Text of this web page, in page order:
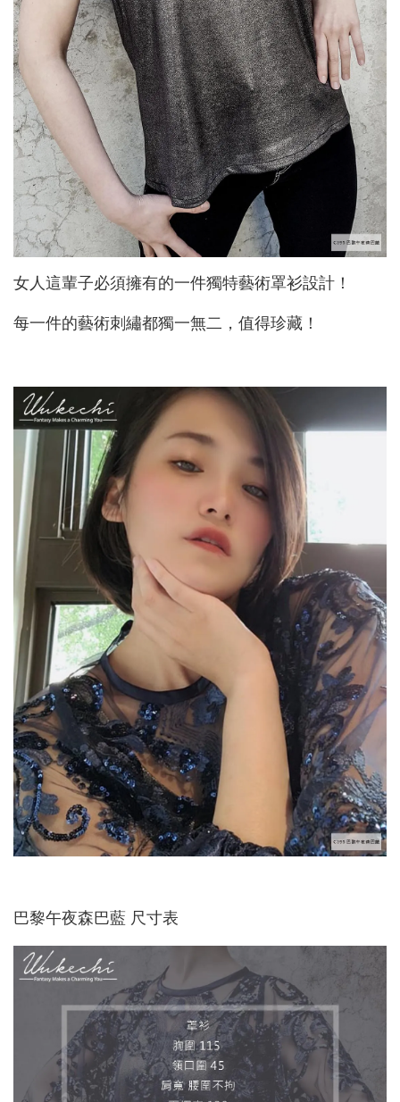
女人這輩子必須擁有的一件獨特藝術罩衫設計！
每一件的藝術刺繡都獨一無二，值得珍藏！
巴黎午夜森巴藍 尺寸表